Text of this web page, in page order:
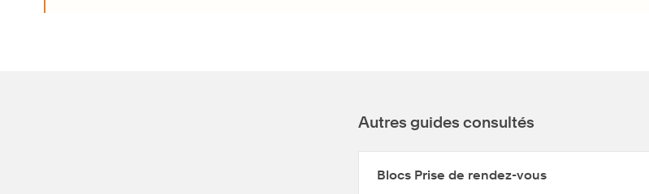
Autres guides consultés
Blocs Prise de rendez-vous